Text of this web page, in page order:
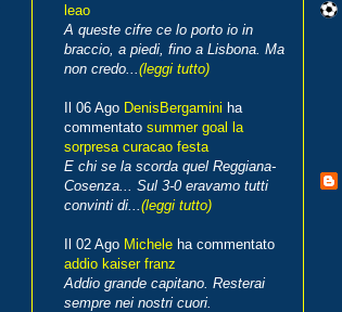
leao
A queste cifre ce lo porto io in
braccio, a piedi, fino a Lisbona. Ma
non credo... (leggi tutto)
Il 06 Ago DenisBergamini ha
commentato summer goal la
sorpresa curacao festa
E chi se la scorda quel Reggiana-
Cosenza... Sul 3-0 eravamo tutti
convinti di... (leggi tutto)
Il 02 Ago Michele ha commentato
addio kaiser franz
Addio grande capitano. Resterai
sempre nei nostri cuori.